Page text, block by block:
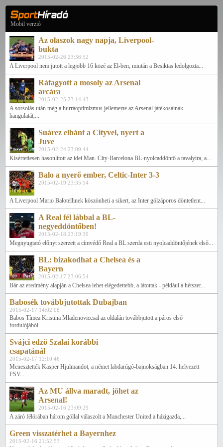
Mobil verzió
Az olaszok nagy napja, Liverpool-
bukta
2015-02-26 23:36:52
A Liverpool nem jutott a legjobb 16 közé az El-ben, miután a Besiktas ledolgozta...
Ráfagyott a mosoly az Arsenal
arcára
2015-02-25 23:14:43
A sorsolás után még a hurráoptimizmus jellemezte az Arsenal játékosainak
hangulatát,...
Suárez elbánt a Cityvel, nyert a
Juve
2015-02-24 23:09:44
Kísértetiesen hasonlított az idei Man. City-Barcelona BL-nyolcaddöntő a tavalyira, a...
Balo a nyerő ember, Celtic-Inter 3-3
2015-02-19 23:35:14
A Liverpool Mario Balotellinek köszönheti a sikert, az Inter gólzáporos döntetlent...
A Real fél lábbal a BL-
negyeddöntőben!
2015-02-18 23:19:30
Megnyugtató előnyt szerzett a címvédő Real a BL szerda esti nyolcaddöntőjének első...
BL: bizakodhat a Chelsea és a
Bayern
2015-02-17 23:06:54
Bár az eredmény alapján a Chelsea lehet elégedettebb, a látottak - például a hétszer...
Babosék továbbjutottak Dubajban
2015-02-17 14:02:08
Babos Tímea Kristina Mladenoviccsal az oldalán továbbjutott a páros első
fordulójából...
Svájci edző Szalai korábbi
csapatánál
2015-02-17 12:10:46
Menesztették Kasper Hjulmandot, a német labdarúgó-bajnokságban 14. helyezett
FSV...
Az MU állva maradt, jöhet az
Arsenal!
2015-02-16 23:09:29
A záró félórában három góllal válaszolt a Manchester United a házigazda,...
Green visszatérhet a Bayernhez
2015-02-16 21:52:53